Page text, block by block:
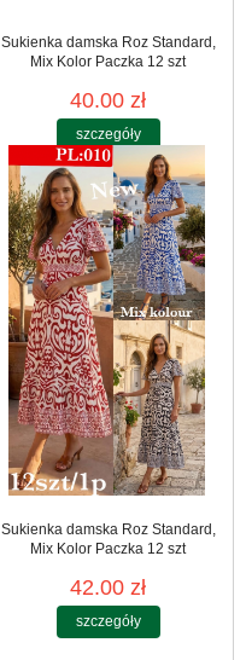
Sukienka damska Roz Standard,
Mix Kolor Paczka 12 szt
40.00 zł
szczegóły
Sukienka damska Roz Standard,
Mix Kolor Paczka 12 szt
42.00 zł
szczegóły